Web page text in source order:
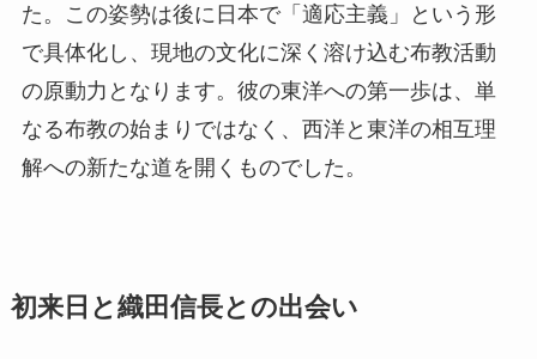
た。この姿勢は後に日本で「適応主義」という形
で具体化し、現地の文化に深く溶け込む布教活動
の原動力となります。彼の東洋への第一歩は、単
なる布教の始まりではなく、西洋と東洋の相互理
解への新たな道を開くものでした。
初来日と織田信長との出会い